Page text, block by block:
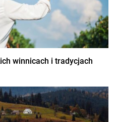
winnicach i tradycjach